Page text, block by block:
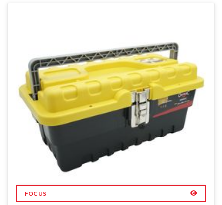
FOCUS